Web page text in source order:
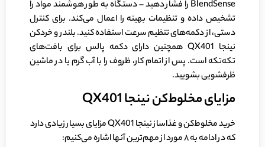
BlendSense را فشار دهید – دستگاه به طور هوشمند مواد را
تشخیص داده و تنظیمات بهینه را اعمال می‌کند. برای کنترل
دستی، از دکمه‌های تنظیم سرعت استفاده کنید. بلندر و خردکن
نینجا QX401 همچنین دارای دکمه پالس برای بافت‌های
تکه‌تکه است. پس از اتمام کار، ظروف را با آب گرم یا در ماشین
ظرفشویی بشویید.
مزایای مخلوط‌کن نینجا QX401
خرید مخلوط‌کن و غذاساز نینجا QX401 مزایای بسیار زیادی دارد
که در ادامه به ۸ مورد از مهم‌ترین آنها اشاره می‌کنیم: